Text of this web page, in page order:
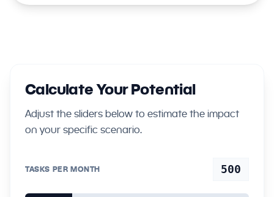
Calculate Your Potential
Adjust the sliders below to estimate the impact
on your specific scenario.
TASKS PER MONTH 500